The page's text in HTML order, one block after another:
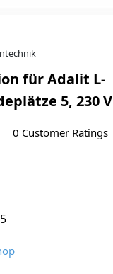
für Adalit L-
5, 230 V
0 Customer Ratings